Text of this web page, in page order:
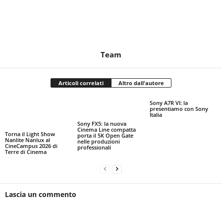
Team
Articoli correlati Altro dall'autore
Torna il Light Show
Nanlite Nanlux al
CineCampus 2026 di
Terre di Cinema
Sony FX5: la nuova
Cinema Line compatta
porta il 5K Open Gate
nelle produzioni
professionali
Sony A7R VI: la
presentiamo con Sony
Italia
Lascia un commento